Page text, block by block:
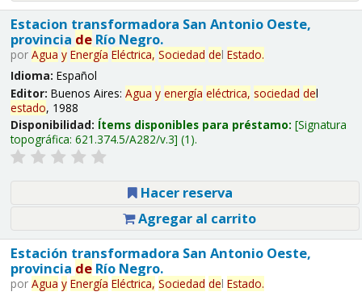
Estacion transformadora San Antonio Oeste,
provincia deRío Negro.
por Agua y Energía Eléctrica, Sociedad del Estado.
Idioma: Español
Editor: Buenos Aires: Agua y energía eléctrica, sociedad del
estado, 1988
Disponibilidad: Ítems disponibles para préstamo: Signatura
topográfica: 621.374.5/A282/v.3 (1).
Hacer reserva
Agregar al carrito
Estación transformadora San Antonio Oeste,
provincia deRío Negro.
por Agua y Energía Eléctrica, Sociedad del Estado.